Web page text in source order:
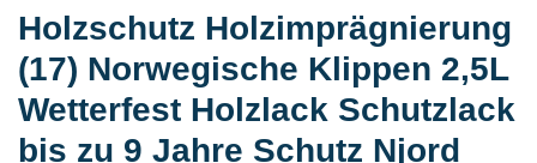
Holzschutz Holzimprägnierung
(17) Norwegische Klippen 2,5L
Wetterfest Holzlack Schutzlack
bis zu 9 Jahre Schutz Njord